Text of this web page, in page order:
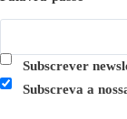
Subscrever
Subscreva a